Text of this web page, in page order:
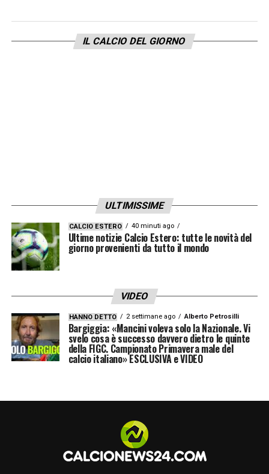
recuperato Suso è favorito su Castillejo,
PROBABILE FORMAZIONE BOLOGNA (3-5-
2): Skorupski; Calabresi, Danilo, Helander;
Mattiello, Orsolini, Nagy, Poli, Dijks;
Santander, Palacio.
Donnarumma G.; Calabria, Abate, Zapata,
Rodriguez; Suso, Kessie, Bakayoko,
Calhanoglu; Higuain, Cutrone
LA PLAYLIST DELLE NOSTRE TOP NEWS
IL CALCIO DEL GIORNO
ULTIMISSIME
CALCIO ESTERO 40 minuti ago
Ultime notizie Calcio Estero: tutte le novità del
giorno provenienti da tutto il mondo
VIDEO
HANNO DETTO 2 settimane ago Alberto Petrosilli
Bargiggia: «Mancini voleva solo la Nazionale. Vi
svelo cosa è successo davvero dietro le quinte
della FIGC. Campionato Primavera male del
calcio italiano» ESCLUSIVA e VIDEO